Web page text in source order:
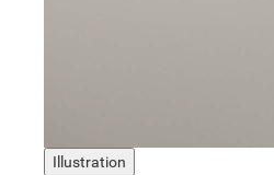
Illustration